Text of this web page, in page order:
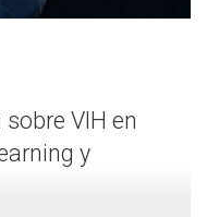
VIH en
y